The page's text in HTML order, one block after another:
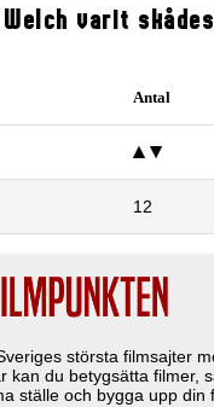
varit
Antal
12
största filmsajter
kan du betygsätta filmer,
ställe och bygga upp din